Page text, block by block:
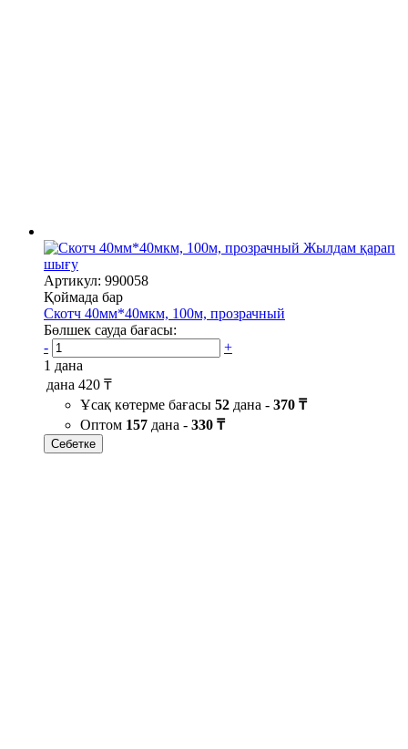
Жылдам қарап
шығу
Артикул: 990058
Қоймада бар
Скотч 40мм*40мкм, 100м, прозрачный
Бөлшек сауда бағасы:
-
+
1 дана
дана 420 ₸
Ұсақ көтерме бағасы 52 дана - 370 ₸
Оптом 157 дана - 330 ₸
Себетке